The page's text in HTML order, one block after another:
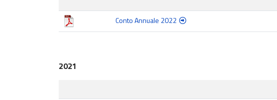
Conto Annuale 2022
2021